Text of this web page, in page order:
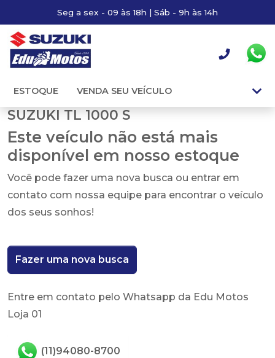
Seg a sex - 09 às 18h | Sáb - 9h às 14h
ESTOQUE VENDA SEU VEÍCULO
SUZUKI TL 1000 S
Este veículo não está mais
disponível em nosso estoque
Você pode fazer uma nova busca ou entrar em
contato com nossa equipe para encontrar o veículo
dos seus sonhos!
Fazer uma nova busca
Entre em contato pelo Whatsapp da Edu Motos
Loja 01
(11)94080-8700